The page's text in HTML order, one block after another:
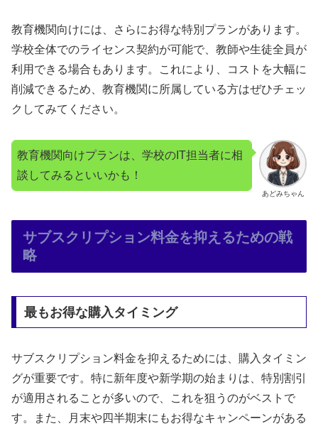
教育機関向けには、さらにお得な特別プランがあります。
学校全体でのライセンス契約が可能で、教師や生徒全員が
利用できる場合もあります。これにより、コストを大幅に
削減できるため、教育機関に所属している方はぜひチェッ
クしてみてください。
あどみちゃん
教育機関向けプランは、学校のIT担当者に相
談してみるといいかも！
サブスクリプション料金を抑えるための戦
略
最もお得な購入タイミング
サブスクリプション料金を抑えるためには、購入タイミン
グが重要です。特に新年度や新学期の始まりは、特別割引
が適用されることが多いので、これを狙うのがベストで
す。また、月末や四半期末にもお得なキャンペーンがある